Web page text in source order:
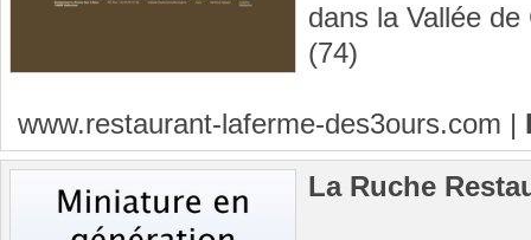
dans la Vallée
(74)
www.restaurant-laferme-des3ours.com |
La Ruche